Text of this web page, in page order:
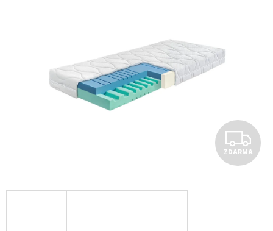
Z
D
ZDARMA